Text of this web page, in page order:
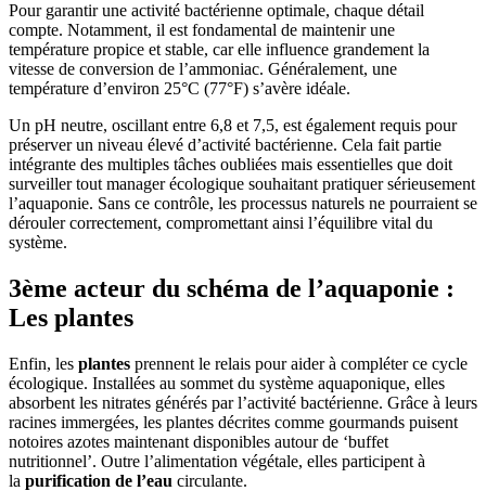
Pour garantir une activité bactérienne optimale, chaque détail
compte. Notamment, il est fondamental de maintenir une
température propice et stable, car elle influence grandement la
vitesse de conversion de l’ammoniac. Généralement, une
température d’environ 25°C (77°F) s’avère idéale.
Un pH neutre, oscillant entre 6,8 et 7,5, est également requis pour
préserver un niveau élevé d’activité bactérienne. Cela fait partie
intégrante des multiples tâches oubliées mais essentielles que doit
surveiller tout manager écologique souhaitant pratiquer sérieusement
l’aquaponie. Sans ce contrôle, les processus naturels ne pourraient se
dérouler correctement, compromettant ainsi l’équilibre vital du
système.
3ème acteur du schéma de l’aquaponie :
Les plantes
Enfin, les plantes prennent le relais pour aider à compléter ce cycle
écologique. Installées au sommet du système aquaponique, elles
absorbent les nitrates générés par l’activité bactérienne. Grâce à leurs
racines immergées, les plantes décrites comme gourmands puisent
notoires azotes maintenant disponibles autour de ‘buffet
nutritionnel’. Outre l’alimentation végétale, elles participent à
la purification de l’eau circulante.